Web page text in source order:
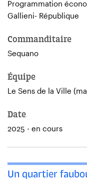
Programmation
Gallieni- République
Commanditaire
Sequano
Équipe
Le Sens de la Ville
Date
2025 - en cours
Un quartier